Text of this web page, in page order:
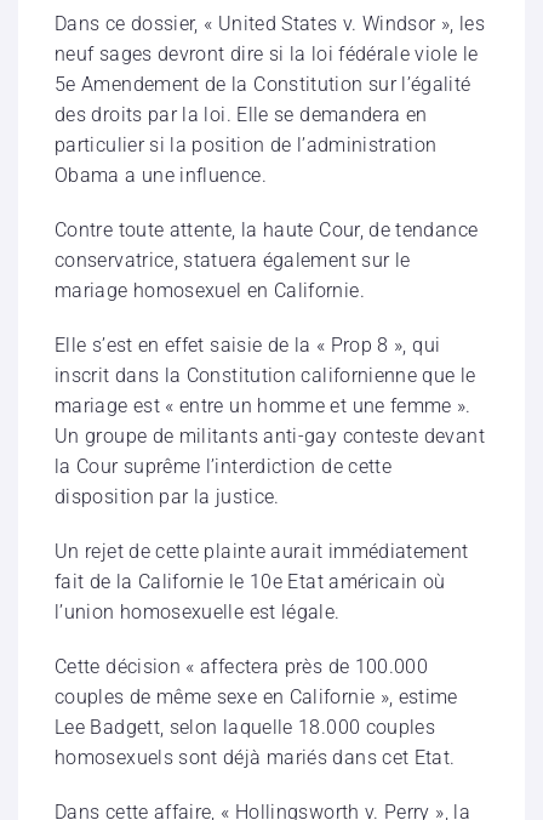
Dans ce dossier, « United States v. Windsor », les
neuf sages devront dire si la loi fédérale viole le
5e Amendement de la Constitution sur l’égalité
des droits par la loi. Elle se demandera en
particulier si la position de l’administration
Obama a une influence.
Contre toute attente, la haute Cour, de tendance
conservatrice, statuera également sur le
mariage homosexuel en Californie.
Elle s’est en effet saisie de la « Prop 8 », qui
inscrit dans la Constitution californienne que le
mariage est « entre un homme et une femme ».
Un groupe de militants anti-gay conteste devant
la Cour suprême l’interdiction de cette
disposition par la justice.
Un rejet de cette plainte aurait immédiatement
fait de la Californie le 10e Etat américain où
l’union homosexuelle est légale.
Cette décision « affectera près de 100.000
couples de même sexe en Californie », estime
Lee Badgett, selon laquelle 18.000 couples
homosexuels sont déjà mariés dans cet Etat.
Dans cette affaire, « Hollingsworth v. Perry », la